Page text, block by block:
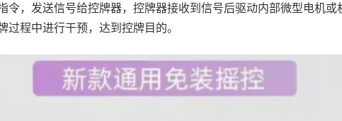
令，发送信号给控牌器，控牌器接收到信号后驱动内部微型电机或
过程中进行干预，达到控牌目的。